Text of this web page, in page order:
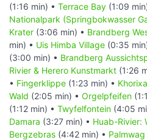
(1:16 min) • Terrace Bay (1:09
Nationalpark (Springbokwasser
Krater (3:06 min) • Brandberg
min) • Uis Himba Village (0:35
(3:00 min) • Brandberg
Rivier & Herero Kunstmarkt (1:26
• Fingerklippe (1:23 min) •
Wald (2:05 min) • Orgelpfeifen
(1:12 min) • Twyfelfontein (4:05
Damara (3:27 min) • Huab-Rivier:
Bergzebras (4:42 min) •